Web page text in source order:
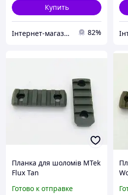
Купить
Інтернет-магазин Already Better 82%
Планка для шоломів MTek
Flux Tan
Готово к отправке